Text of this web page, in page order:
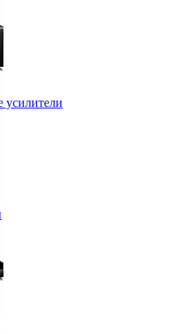
усилители